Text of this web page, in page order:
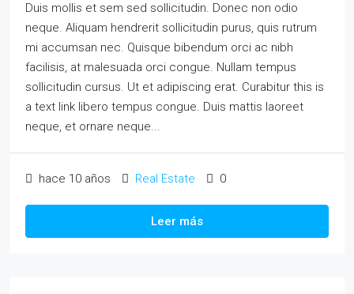
Duis mollis et sem sed sollicitudin. Donec non odio
neque. Aliquam hendrerit sollicitudin purus, quis rutrum
mi accumsan nec. Quisque bibendum orci ac nibh
facilisis, at malesuada orci congue. Nullam tempus
sollicitudin cursus. Ut et adipiscing erat. Curabitur this is
a text link libero tempus congue. Duis mattis laoreet
neque, et ornare neque...
hace 10 años Real Estate 0
Leer más